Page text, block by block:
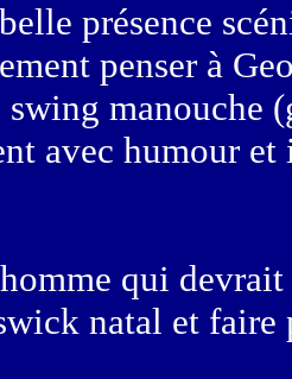
présence
penser à
manouche
avec humour
qui
natal et